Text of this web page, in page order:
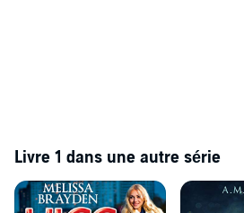
Livre 1 dans une autre série